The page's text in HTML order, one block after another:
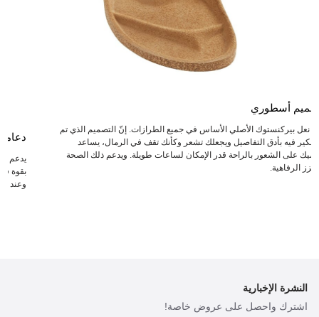
أسطوري
نعل بيركنستوك الأصلي الأساس في جميع الطرازات. إنّ التصميم الذي تم
فيه بأدق التفاصيل ويجعلك تشعر وكأنك تقف في الرمال، يساعد
على الشعور بالراحة قدر الإمكان لساعات طويلة. ويدعم ذلك الصحة
الرفاهية.
يدعم
بقوة
وعند
النشرة الإخبارية
اشترك واحصل على عروض خاصة!